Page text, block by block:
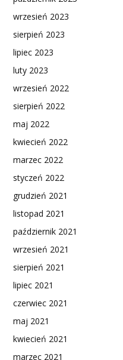
wrzesień 2023
sierpień 2023
lipiec 2023
luty 2023
wrzesień 2022
sierpień 2022
maj 2022
kwiecień 2022
marzec 2022
styczeń 2022
grudzień 2021
listopad 2021
październik 2021
wrzesień 2021
sierpień 2021
lipiec 2021
czerwiec 2021
maj 2021
kwiecień 2021
marzec 2021